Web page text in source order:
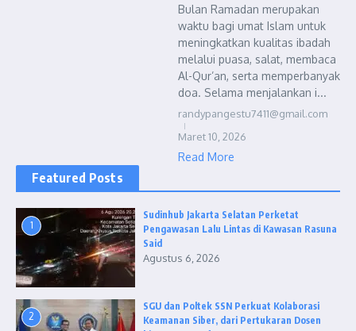
Bulan Ramadan merupakan
waktu bagi umat Islam untuk
meningkatkan kualitas ibadah
melalui puasa, salat, membaca
Al-Qur’an, serta memperbanyak
doa. Selama menjalankan i...
randypangestu7411@gmail.com
Maret 10, 2026
Read More
Featured Posts
1
Sudinhub Jakarta Selatan Perketat
Pengawasan Lalu Lintas di Kawasan Rasuna
Said
Agustus 6, 2026
2
SGU dan Poltek SSN Perkuat Kolaborasi
Keamanan Siber, dari Pertukaran Dosen